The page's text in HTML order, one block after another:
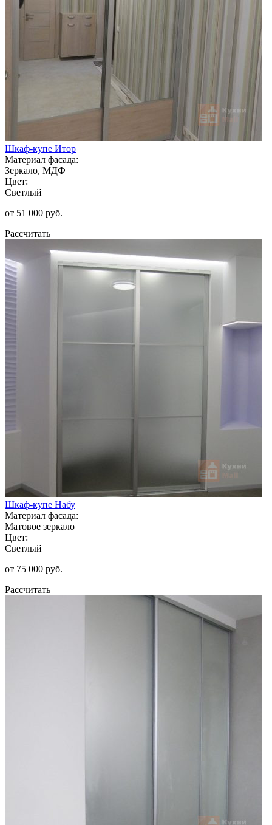
Шкаф-купе Итор
Материал фасада:
Зеркало, МДФ
Цвет:
Светлый
от 51 000 руб.
Рассчитать
Шкаф-купе Набу
Материал фасада:
Матовое зеркало
Цвет:
Светлый
от 75 000 руб.
Рассчитать